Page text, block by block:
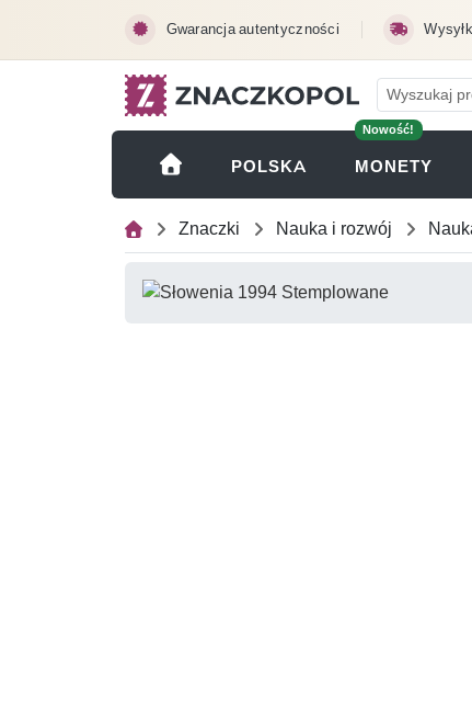
Gwarancja autentyczności
POLSKA
Nowość!
MONETY
Znaczki Nauka i rozwój